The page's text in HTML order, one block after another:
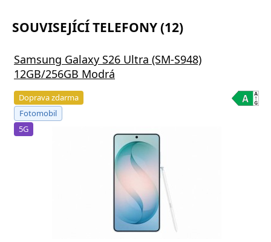
SOUVISEJÍCÍ TELEFONY (12)
Samsung Galaxy S26 Ultra (SM-S948)
12GB/256GB Modrá
Doprava zdarma
Fotomobil
5G